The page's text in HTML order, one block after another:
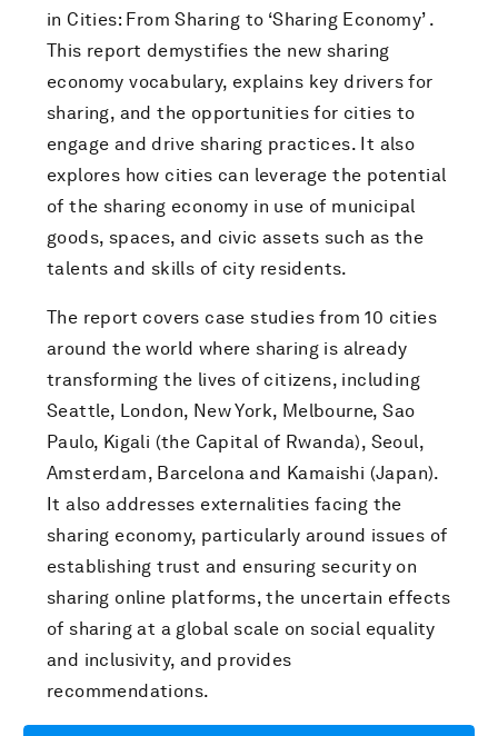
in Cities: From Sharing to ‘Sharing Economy’ .
This report demystifies the new sharing
economy vocabulary, explains key drivers for
sharing, and the opportunities for cities to
engage and drive sharing practices. It also
explores how cities can leverage the potential
of the sharing economy in use of municipal
goods, spaces, and civic assets such as the
talents and skills of city residents.
The report covers case studies from 10 cities
around the world where sharing is already
transforming the lives of citizens, including
Seattle, London, New York, Melbourne, Sao
Paulo, Kigali (the Capital of Rwanda), Seoul,
Amsterdam, Barcelona and Kamaishi (Japan).
It also addresses externalities facing the
sharing economy, particularly around issues of
establishing trust and ensuring security on
sharing online platforms, the uncertain effects
of sharing at a global scale on social equality
and inclusivity, and provides
recommendations.